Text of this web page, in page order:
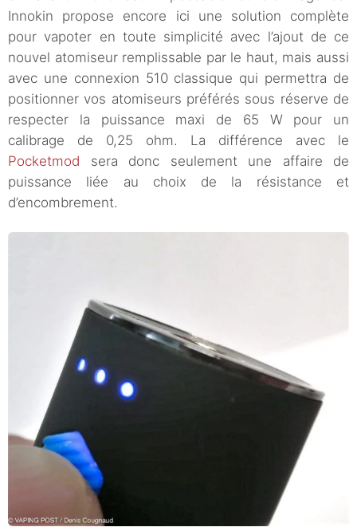
Innokin propose encore ici une solution complète
pour vapoter en toute simplicité avec l’ajout de ce
nouvel atomiseur remplissable par le haut, mais aussi
avec une connexion 510 classique qui permettra de
positionner vos atomiseurs préférés sous réserve de
respecter la puissance maxi de 65 W pour un
calibrage de 0,25 ohm. La différence avec le
Pocketmod sera donc seulement une affaire de
puissance liée au choix de la résistance et
d’encombrement.